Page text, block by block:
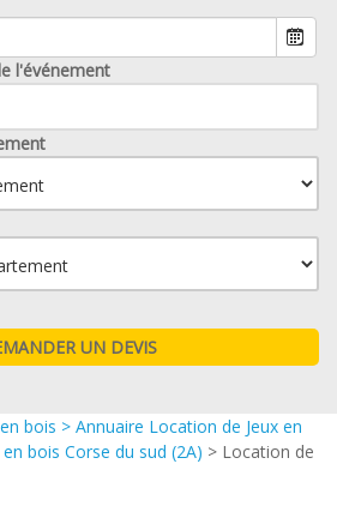
l'événement
bois > Annuaire Location de Jeux en
bois Corse du sud (2A) > Location de